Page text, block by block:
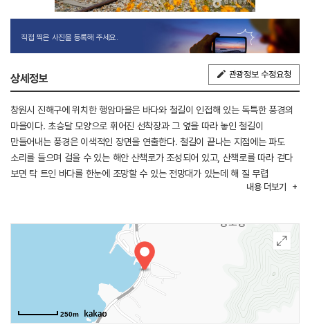
직접 찍은 사진을 등록해 주세요.
상세정보 관광정보 수정요청
창원시 진해구에 위치한 행암마을은 바다와 철길이 인접해 있는 독특한 풍경의
마을이다. 초승달 모양으로 휘어진 선착장과 그 옆을 따라 놓인 철길이
만들어내는 풍경은 이색적인 장면을 연출한다. 철길이 끝나는 지점에는 파도
소리를 들으며 걸을 수 있는 해안 산책로가 조성되어 있고, 산책로를 따라 걷다
보면 탁 트인 바다를 한눈에 조망할 수 있는 전망대가 있는데 해 질 무렵
아름다운 노을을 볼 수 있다. 도심 속 일상에서 벗어나 잠시 머물며 힐링하기에
내용 더보기
250m